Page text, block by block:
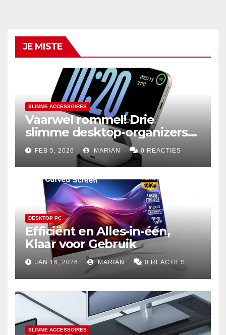
JE MISTE
SLIMME ACCESSOIRES
Vaarwel rommel! Drie
slimme desktop-organizers
voor een efficiënter leven
FEB 5, 2026 MARIAN 0 REACTIES
DESKTOP PC
Efficiënt en Alles-in-één,
Klaar voor Gebruik
JAN 16, 2026 MARIAN 0 REACTIES
SLIMME ACCESSOIRES